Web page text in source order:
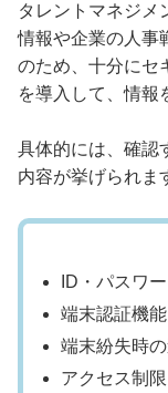
タレントマネジメ
情報や企業の人事
のため、十分にセ
を導入して、情報
具体的には、確認
内容が挙げられま
ID・パスワ
端末認証機能
端末紛失時
アクセス制限